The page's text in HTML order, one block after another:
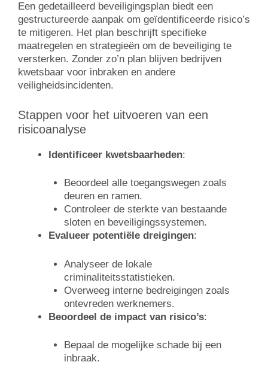
Een gedetailleerd beveiligingsplan biedt een
gestructureerde aanpak om geïdentificeerde risico’s
te mitigeren. Het plan beschrijft specifieke
maatregelen en strategieën om de beveiliging te
versterken. Zonder zo’n plan blijven bedrijven
kwetsbaar voor inbraken en andere
veiligheidsincidenten.
Stappen voor het uitvoeren van een
risicoanalyse
Identificeer kwetsbaarheden:
Beoordeel alle toegangswegen zoals
deuren en ramen.
Controleer de sterkte van bestaande
sloten en beveiligingssystemen.
Evalueer potentiële dreigingen:
Analyseer de lokale
criminaliteitsstatistieken.
Overweeg interne bedreigingen zoals
ontevreden werknemers.
Beoordeel de impact van risico’s:
Bepaal de mogelijke schade bij een
inbraak.